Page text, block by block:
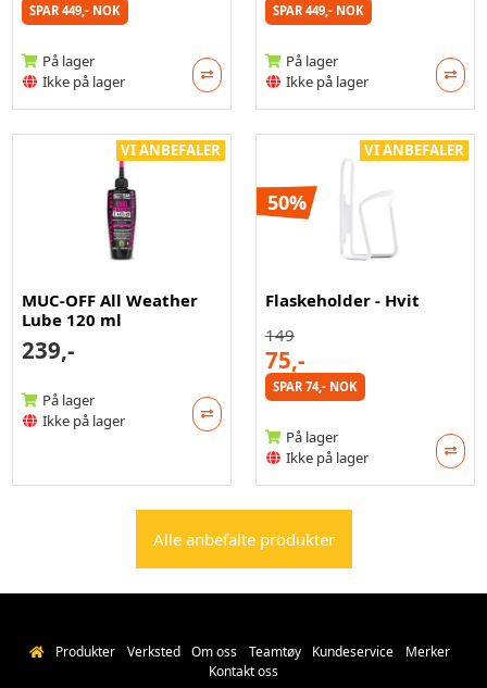
SPAR 449,- NOK
På lager
Ikke på lager
SPAR 449,- NOK
På lager
Ikke på lager
VI ANBEFALER
MUC-OFF All Weather
Lube 120 ml
239,-
På lager
Ikke på lager
VI ANBEFALER
50%
Flaskeholder - Hvit
149
75,-
SPAR 74,- NOK
På lager
Ikke på lager
Alle anbefalte produkter
Produkter Verksted Om oss Teamtøy Kundeservice
Merker
Kontakt oss